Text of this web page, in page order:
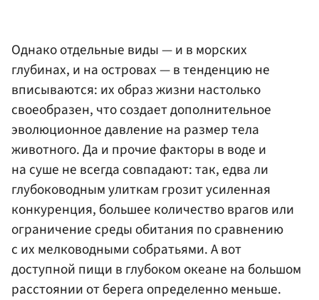
Однако отдельные виды — и в морских
глубинах, и на островах — в тенденцию не
вписываются: их образ жизни настолько
своеобразен, что создает дополнительное
эволюционное давление на размер тела
животного. Да и прочие факторы в воде и
на суше не всегда совпадают: так, едва ли
глубоководным улиткам грозит усиленная
конкуренция, большее количество врагов или
ограничение среды обитания по сравнению
с их мелководными собратьями. А вот
доступной пищи в глубоком океане на большом
расстоянии от берега определенно меньше.